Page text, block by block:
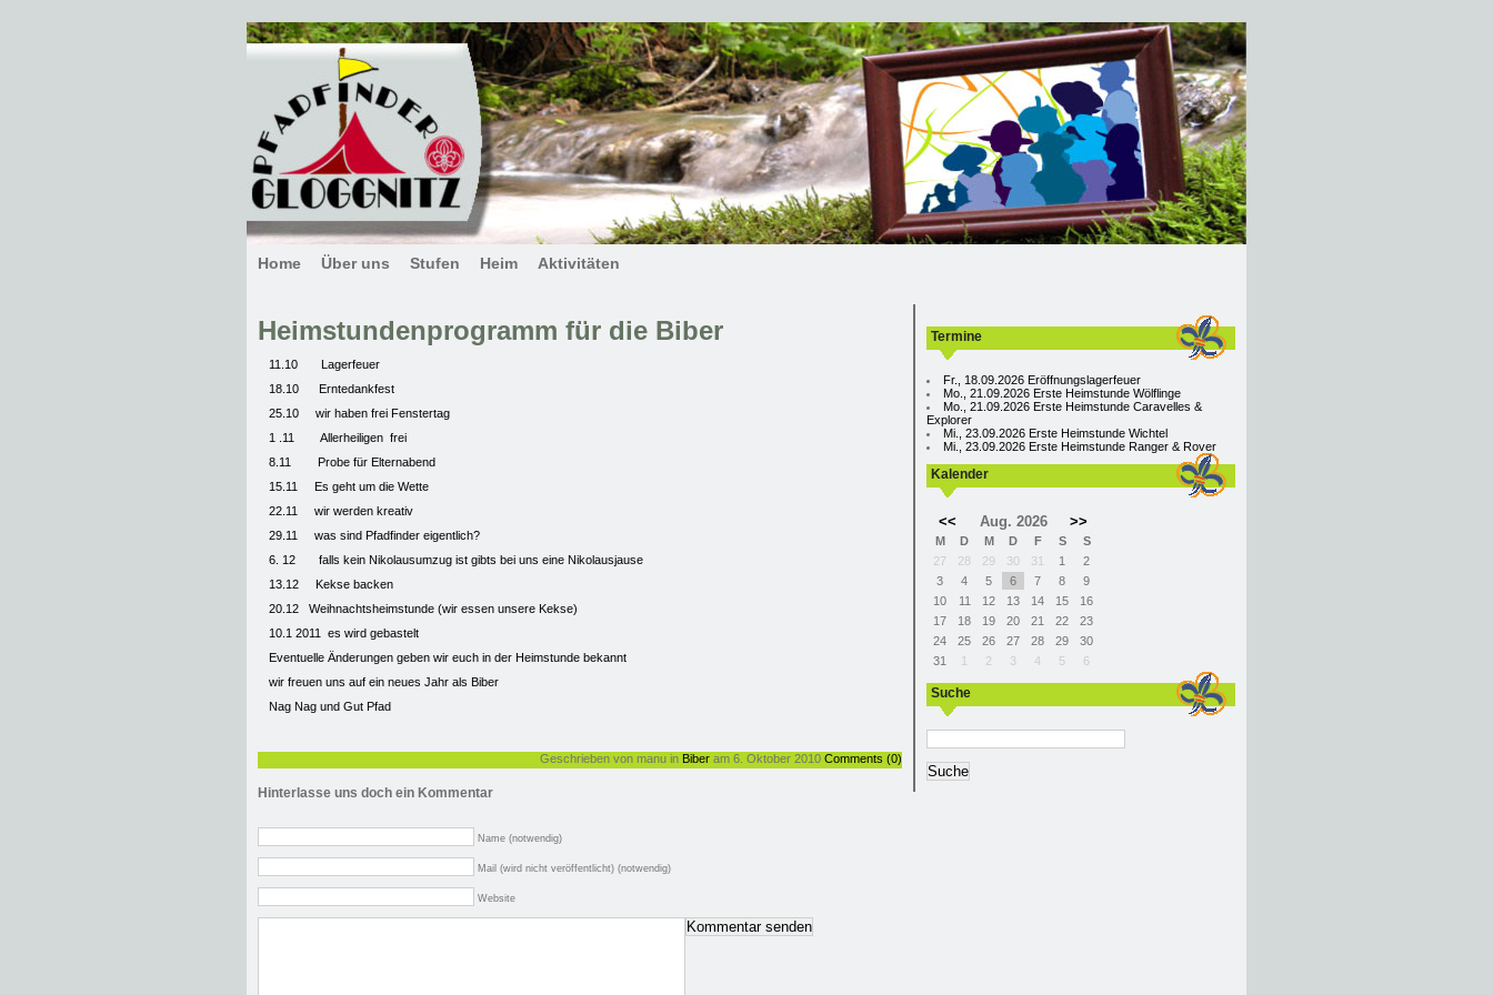
Home Über uns Stufen Heim Aktivitäten
Heimstundenprogramm für die Biber
11.10 Lagerfeuer
18.10 Erntedankfest
25.10 wir haben frei Fenstertag
1 .11 Allerheiligen frei
8.11 Probe für Elternabend
15.11 Es geht um die Wette
22.11 wir werden kreativ
29.11 was sind Pfadfinder eigentlich?
6. 12 falls kein Nikolausumzug ist gibts bei uns eine Nikolausjause
13.12 Kekse backen
20.12 Weihnachtsheimstunde (wir essen unsere Kekse)
10.1 2011 es wird gebastelt
Eventuelle Änderungen geben wir euch in der Heimstunde bekannt
wir freuen uns auf ein neues Jahr als Biber
Nag Nag und Gut Pfad
Geschrieben von manu in Biber am 6. Oktober 2010 Comments (0)
Hinterlasse uns doch ein Kommentar
Name (notwendig)
Mail (wird nicht veröffentlicht) (notwendig)
Website
Termine
Fr., 18.09.2026 Eröffnungslagerfeuer
Mo., 21.09.2026 Erste Heimstunde Wölflinge
Mo., 21.09.2026 Erste Heimstunde Caravelles &
Explorer
Mi., 23.09.2026 Erste Heimstunde Wichtel
Mi., 23.09.2026 Erste Heimstunde Ranger & Rover
Kalender
<< Aug. 2026 >>
M D M D F S
S
27
28 29 30 31 1
2
3
4 5 6 7 8
9
10
11 12 13 14 15
16
17
18 19 20 21 22
23
24
25 26 27 28 29
30
31
1 2 3 4 5 6
Suche